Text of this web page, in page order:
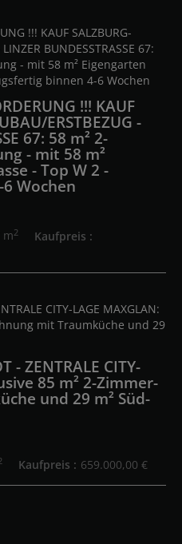
!!! KAUF
ERSTBEZUG -
67: 58 m² 2-
- mit 58 m²
- Top W 2 -
Wochen
m2
Kaufpreis
- ZENTRALE CITY-
85 m² 2-Zimmer-
und 29 m² Süd-
Kaufpreis 659.000,00 €